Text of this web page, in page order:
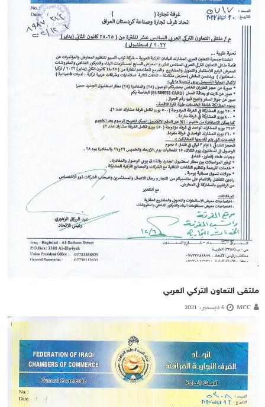
ملتقى التعاون التركي العربي
MCC 6 ديسمبر، 2021